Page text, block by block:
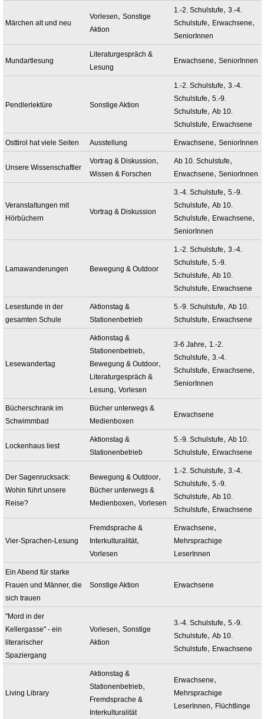
Märchen alt und neu
Vorlesen,Sonstige
Aktion
1.-2. Schulstufe,3.-4.
Schulstufe, Erwachsene,
SeniorInnen
Mundartlesung
Literaturgespräch &
Lesung
Erwachsene,SeniorInnen
Pendlerlektüre Sonstige Aktion
1.-2. Schulstufe,3.-4.
Schulstufe,5.-9.
Schulstufe,Ab 10.
Schulstufe, Erwachsene
Osttirol hat viele Seiten Ausstellung Erwachsene,SeniorInnen
Unsere Wissenschaftler
Vortrag & Diskussion,
Wissen & Forschen
Ab 10. Schulstufe,
Erwachsene,SeniorInnen
Veranstaltungen mit
Hörbüchern
Vortrag & Diskussion
3.-4. Schulstufe,5.-9.
Schulstufe,Ab 10.
Schulstufe, Erwachsene,
SeniorInnen
Lamawanderungen Bewegung & Outdoor
1.-2. Schulstufe,3.-4.
Schulstufe,5.-9.
Schulstufe,Ab 10.
Schulstufe, Erwachsene
Lesestunde in der
gesamten Schule
Aktionstag &
Stationenbetrieb
5.-9. Schulstufe,Ab 10.
Schulstufe, Erwachsene
Lesewandertag
Aktionstag &
Stationenbetrieb,
Bewegung & Outdoor,
Literaturgespräch &
Lesung,Vorlesen
3-6 Jahre, 1.-2.
Schulstufe,3.-4.
Schulstufe, Erwachsene,
SeniorInnen
Bücherschrank im
Schwimmbad
Bücher unterwegs &
Medienboxen
Erwachsene
Lockenhaus liest
Aktionstag &
Stationenbetrieb
5.-9. Schulstufe,Ab 10.
Schulstufe, Erwachsene
Der Sagenrucksack:
Wohin führt unsere
Reise?
Bewegung & Outdoor,
Bücher unterwegs &
Medienboxen,Vorlesen
1.-2. Schulstufe,3.-4.
Schulstufe,5.-9.
Schulstufe,Ab 10.
Schulstufe, Erwachsene
Vier-Sprachen-Lesung
Fremdsprache &
Interkulturalität,
Vorlesen
Erwachsene,
Mehrsprachige
LeserInnen
Ein Abend für starke
Frauen und Männer, die
sich trauen
Sonstige Aktion Erwachsene
"Mord in der
Kellergasse" - ein
literarischer
Spaziergang
Vorlesen,Sonstige
Aktion
3.-4. Schulstufe,5.-9.
Schulstufe,Ab 10.
Schulstufe, Erwachsene
Living Library
Aktionstag &
Stationenbetrieb,
Fremdsprache &
Interkulturalität
Erwachsene,
Mehrsprachige
LeserInnen, Flüchtlinge